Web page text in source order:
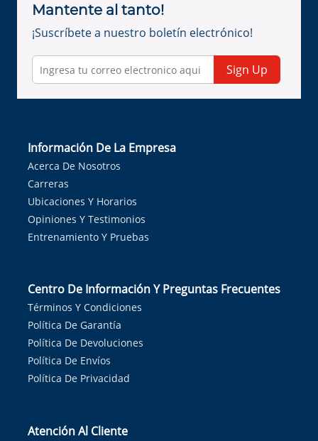
Mantente al tanto!
¡Suscríbete a nuestro boletín electrónico!
Sign Up
Información De La Empresa
Acerca De Nosotros
Carreras
Ubicaciones Y Horarios
Opiniones Y Testimonios
Entrenamiento Y Pruebas
Centro De Información Y Preguntas Frecuentes
Términos Y Condiciones
Política De Garantía
Política De Devoluciones
Política De Envíos
Política De Privacidad
Atención Al Cliente